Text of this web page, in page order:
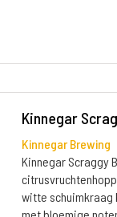
Kinnegar
Kinnegar Brewing
Kinnegar Scraggy
witte schuimkraag